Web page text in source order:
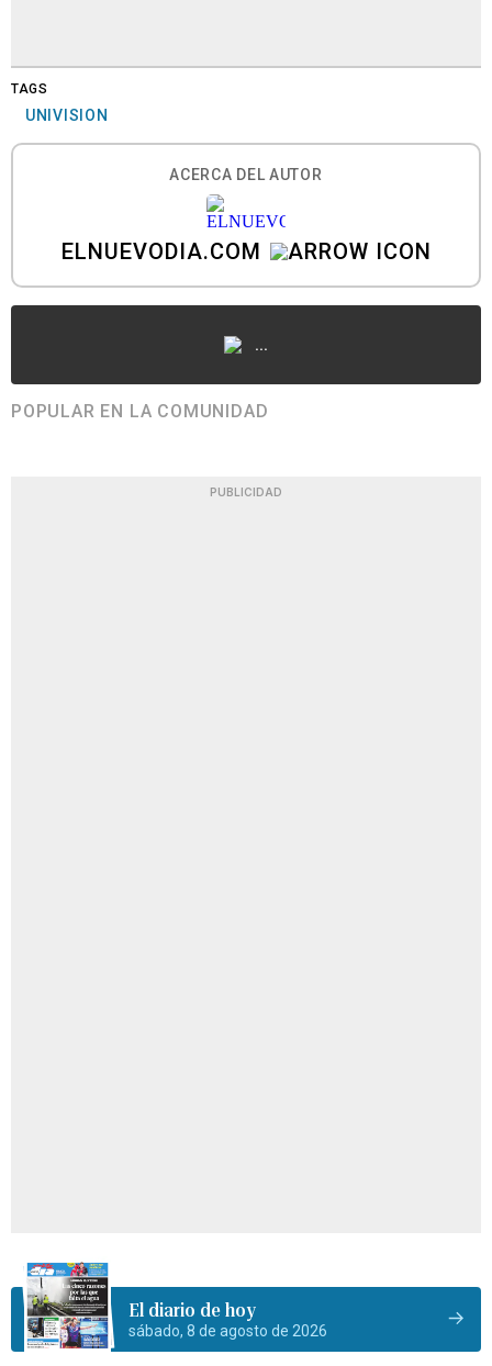
TAGS
UNIVISION
ACERCA DEL AUTOR
ELNUEVODIA.COM
...
POPULAR EN LA COMUNIDAD
PUBLICIDAD
El diario de hoy
sábado, 8 de agosto de 2026